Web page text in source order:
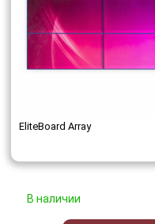
EliteBoard Array
В наличии